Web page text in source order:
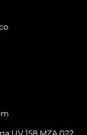
UV 158 MZA 022